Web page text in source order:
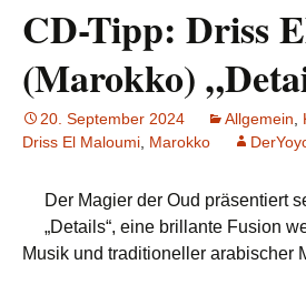
CD-Tipp: Driss
(Marokko)
20. September 2024 Allgemein
Driss El Maloumi Marokko
Der Magier der Oud präsentiert
„Details“, eine brillante Fusion
Musik und traditioneller arabischer